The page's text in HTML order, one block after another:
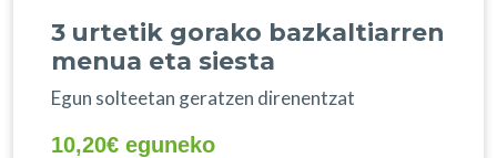
3 urtetik gorako bazkaltiarren
menua eta siesta
Egun solteetan geratzen direnentzat
10,20€ eguneko